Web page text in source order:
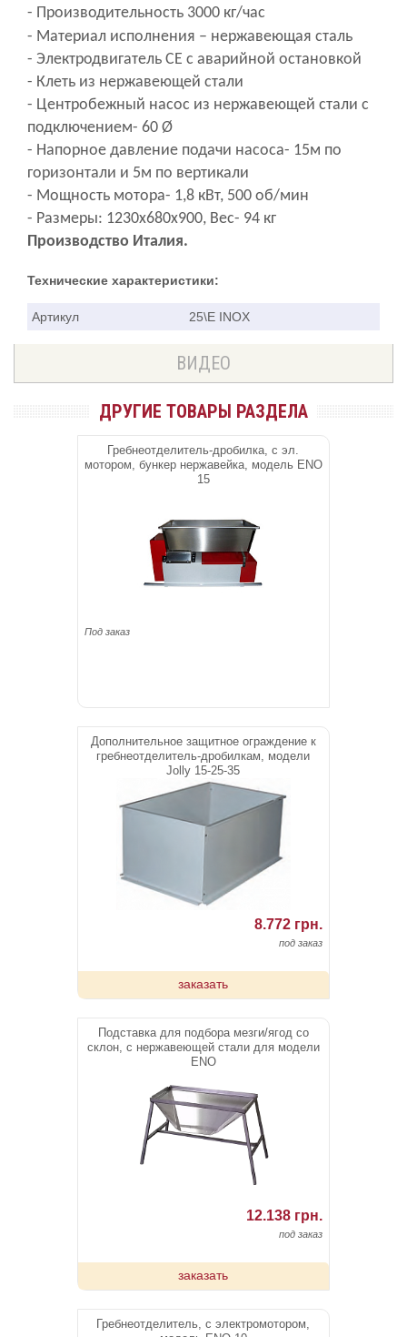
- Производительность 3000 кг/час
- Материал исполнения – нержавеющая сталь
- Электродвигатель СЕ с аварийной остановкой
- Клеть из нержавеющей стали
- Центробежный насос из нержавеющей стали с
подключением- 60 Ø
- Напорное давление подачи насоса- 15м по
горизонтали и 5м по вертикали
- Мощность мотора- 1,8 кВт, 500 об/мин
- Размеры: 1230x680x900, Вес- 94 кг
Производство Италия.
Технические характеристики:
Артикул 25\E INOX
ВИДЕО
ДРУГИЕ ТОВАРЫ РАЗДЕЛА
Гребнеотделитель-дробилка, с эл.
мотором, бункер нержавейка, модель ENO
15
Под заказ
Дополнительное защитное ограждение к
гребнеотделитель-дробилкам, модели
Jolly 15-25-35
8.772 грн.
под заказ
заказать
Подставка для подбора мезги/ягод со
склон, с нержавеющей стали для модели
ENO
12.138 грн.
под заказ
заказать
Гребнеотделитель, с электромотором,